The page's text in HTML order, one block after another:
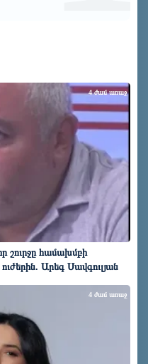
շուրջը համախմբի
Արեգ Սավգուլյան
4 ժամ առաջ
4 ժամ առաջ